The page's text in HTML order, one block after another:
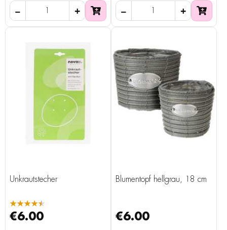
Unkrautstecher
★★★★★
€6.00
Blumentopf hellgrau, 18 cm
€6.00